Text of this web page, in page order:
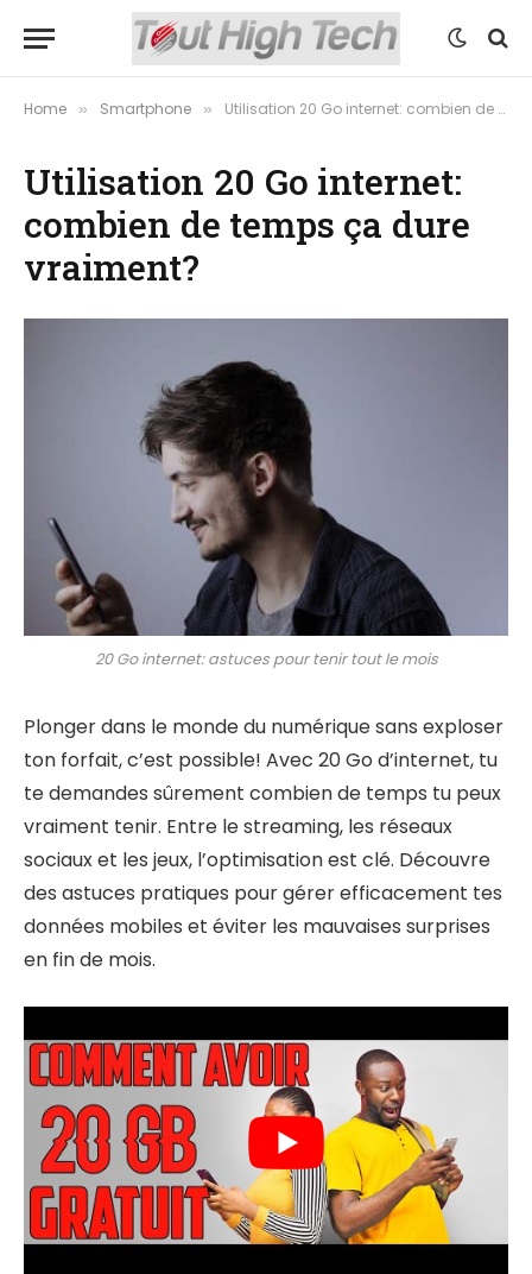
Home » Smartphone » Utilisation 20 Go internet: combien de temps ça dure vraiment?
Utilisation 20 Go internet:
combien de temps ça dure
vraiment?
20 Go internet: astuces pour tenir tout le mois
Plonger dans le monde du numérique sans exploser
ton forfait, c’est possible! Avec 20 Go d’internet, tu
te demandes sûrement combien de temps tu peux
vraiment tenir. Entre le streaming, les réseaux
sociaux et les jeux, l’optimisation est clé. Découvre
des astuces pratiques pour gérer efficacement tes
données mobiles et éviter les mauvaises surprises
en fin de mois.